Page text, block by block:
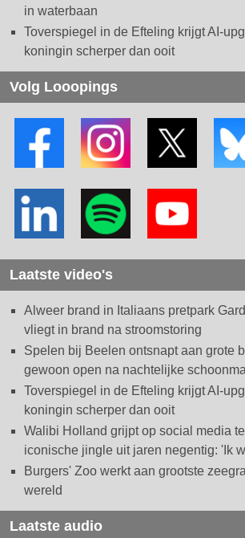
in waterbaan
Toverspiegel in de Efteling krijgt AI-
koningin scherper dan ooit
Volg Looopings
Laatste video's
Alweer brand in Italiaans pretpark
vliegt in brand na stroomstoring
Spelen bij Beelen ontsnapt aan grote
gewoon open na nachtelijke
Toverspiegel in de Efteling krijgt AI-
koningin scherper dan ooit
Walibi Holland grijpt op social media
iconische jingle uit jaren negentig: 'Ik
Burgers' Zoo werkt aan grootste
wereld
Laatste audio